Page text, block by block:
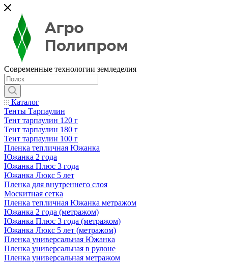
Современные технологии земледелия
Каталог
Тенты Тарпаулин
Тент тарпаулин 120 г
Тент тарпаулин 180 г
Тент тарпаулин 100 г
Пленка тепличная Южанка
Южанка 2 года
Южанка Плюс 3 года
Южанка Люкс 5 лет
Пленка для внутреннего слоя
Москитная сетка
Пленка тепличная Южанка метражом
Южанка 2 года (метражом)
Южанка Плюс 3 года (метражом)
Южанка Люкс 5 лет (метражом)
Пленка универсальная Южанка
Пленка универсальная в рулоне
Пленка универсальная метражом